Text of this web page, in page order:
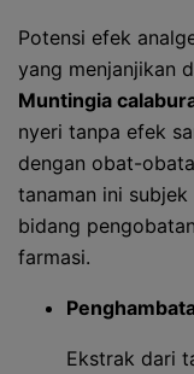
Potensi efek
yang menjanjikan
Muntingia
nyeri tanpa efek
dengan obat-
tanaman ini
bidang
farmasi.
Ekstrak dari